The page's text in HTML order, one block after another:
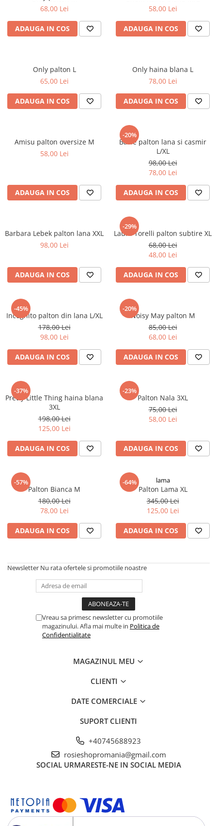
68,00 Lei
ADAUGA IN COS
58,00 Lei
ADAUGA IN COS
Only palton L
65,00 Lei
ADAUGA IN COS
Only haina blana L
78,00 Lei
ADAUGA IN COS
Amisu palton oversize M
58,00 Lei
ADAUGA IN COS
-20%
Basle palton lana si casmir
L/XL
98,00 Lei
78,00 Lei
ADAUGA IN COS
Barbara Lebek palton lana XXL
98,00 Lei
ADAUGA IN COS
-29%
Laura Torelli palton subtire XL
68,00 Lei
48,00 Lei
ADAUGA IN COS
-45%
Incognito palton din lana L/XL
178,00 Lei
98,00 Lei
ADAUGA IN COS
-20%
Noisy May palton M
85,00 Lei
68,00 Lei
ADAUGA IN COS
-37%
Pretty Little Thing haina blana
3XL
198,00 Lei
125,00 Lei
ADAUGA IN COS
-23%
Palton Nala 3XL
75,00 Lei
58,00 Lei
ADAUGA IN COS
-57%
Palton Bianca M
180,00 Lei
78,00 Lei
ADAUGA IN COS
-64% lama
Palton Lama XL
345,00 Lei
125,00 Lei
ADAUGA IN COS
Newsletter Nu rata ofertele si promotiile noastre
Vreau sa primesc newsletter cu promotiile
magazinului. Afla mai multe in Politica de
Confidentialitate
MAGAZINUL MEU
CLIENTI
DATE COMERCIALE
SUPORT CLIENTI
+40745688923
rosieshopromania@gmail.com
SOCIAL URMARESTE-NE IN SOCIAL MEDIA